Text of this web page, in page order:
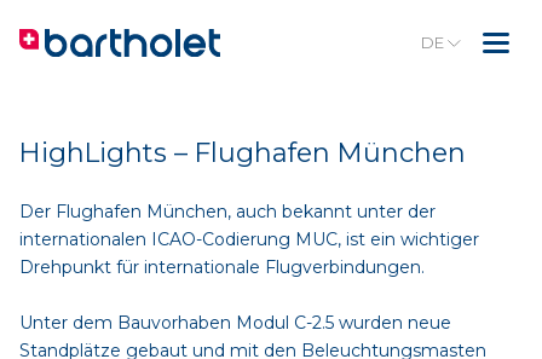
DE
HighLights – Flughafen München
Der Flughafen München, auch bekannt unter der
internationalen ICAO-Codierung MUC, ist ein wichtiger
Drehpunkt für internationale Flugverbindungen.
Unter dem Bauvorhaben Modul C-2.5 wurden neue
Standplätze gebaut und mit den Beleuchtungsmasten